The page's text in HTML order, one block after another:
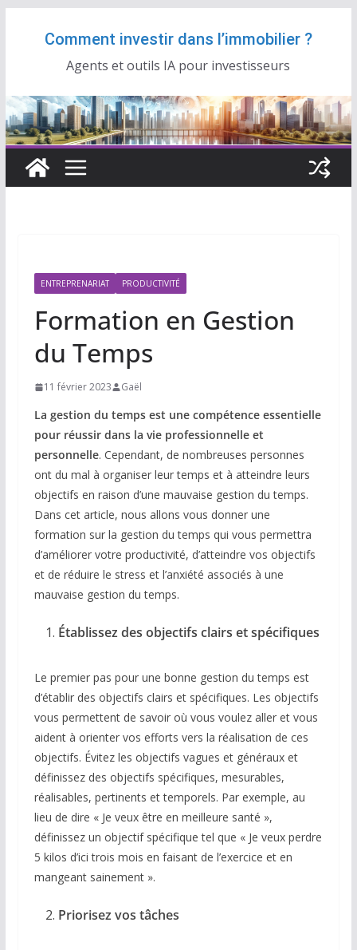
Comment investir dans l’immobilier ?
Agents et outils IA pour investisseurs
ENTREPRENARIAT PRODUCTIVITÉ
Formation en Gestion
du Temps
11 février 2023 Gaël
La gestion du temps est une compétence essentielle
pour réussir dans la vie professionnelle et
personnelle. Cependant, de nombreuses personnes
ont du mal à organiser leur temps et à atteindre leurs
objectifs en raison d’une mauvaise gestion du temps.
Dans cet article, nous allons vous donner une
formation sur la gestion du temps qui vous permettra
d’améliorer votre productivité, d’atteindre vos objectifs
et de réduire le stress et l’anxiété associés à une
mauvaise gestion du temps.
Établissez des objectifs clairs et spécifiques
Le premier pas pour une bonne gestion du temps est
d’établir des objectifs clairs et spécifiques. Les objectifs
vous permettent de savoir où vous voulez aller et vous
aident à orienter vos efforts vers la réalisation de ces
objectifs. Évitez les objectifs vagues et généraux et
définissez des objectifs spécifiques, mesurables,
réalisables, pertinents et temporels. Par exemple, au
lieu de dire « Je veux être en meilleure santé »,
définissez un objectif spécifique tel que « Je veux perdre
5 kilos d’ici trois mois en faisant de l’exercice et en
mangeant sainement ».
Priorisez vos tâches